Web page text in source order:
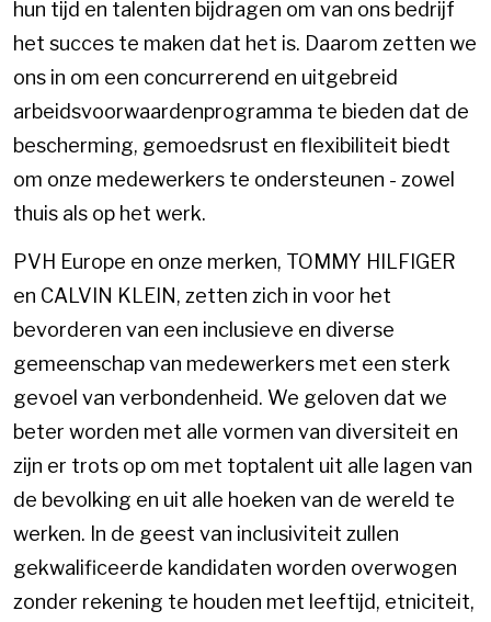
hun tijd en talenten bijdragen om van ons bedrijf
het succes te maken dat het is. Daarom zetten we
ons in om een concurrerend en uitgebreid
arbeidsvoorwaardenprogramma te bieden dat de
bescherming, gemoedsrust en flexibiliteit biedt
om onze medewerkers te ondersteunen - zowel
thuis als op het werk.
PVH Europe en onze merken, TOMMY HILFIGER
en CALVIN KLEIN, zetten zich in voor het
bevorderen van een inclusieve en diverse
gemeenschap van medewerkers met een sterk
gevoel van verbondenheid. We geloven dat we
beter worden met alle vormen van diversiteit en
zijn er trots op om met toptalent uit alle lagen van
de bevolking en uit alle hoeken van de wereld te
werken. In de geest van inclusiviteit zullen
gekwalificeerde kandidaten worden overwogen
zonder rekening te houden met leeftijd, etniciteit,